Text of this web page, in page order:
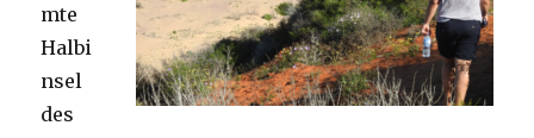
mte
Halbi
nsel
des